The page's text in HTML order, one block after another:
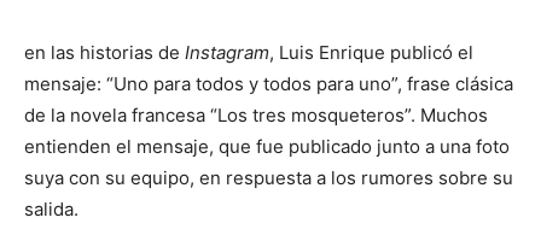
en las historias de Instagram, Luis Enrique publicó el
mensaje: “Uno para todos y todos para uno”, frase clásica
de la novela francesa “Los tres mosqueteros”. Muchos
entienden el mensaje, que fue publicado junto a una foto
suya con su equipo, en respuesta a los rumores sobre su
salida.